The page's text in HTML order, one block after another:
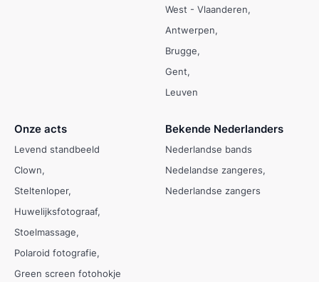
West - Vlaanderen
Antwerpen
Brugge
Gent
Leuven
Onze acts
Levend standbeeld
Clown
Steltenloper
Huwelijksfotograaf
Stoelmassage
Polaroid fotografie
Green screen fotohokje
Bekende Nederlanders
Nederlandse bands
Nedelandse zangeres
Nederlandse zangers